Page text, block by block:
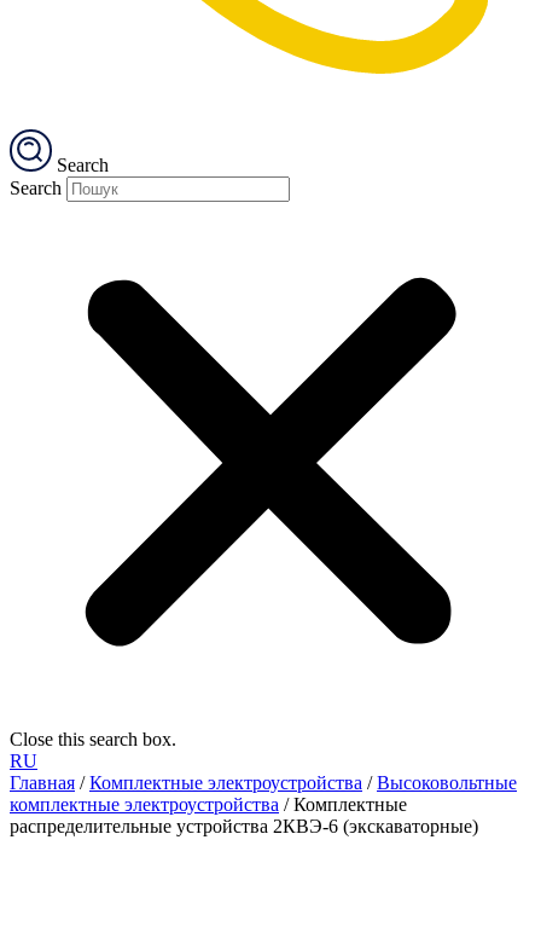
Search
Search
Close this search box.
RU
Главная /Комплектные электроустройства /Высоковольтные
комплектные электроустройства / Комплектные
распределительные устройства 2КВЭ-6 (экскаваторные)